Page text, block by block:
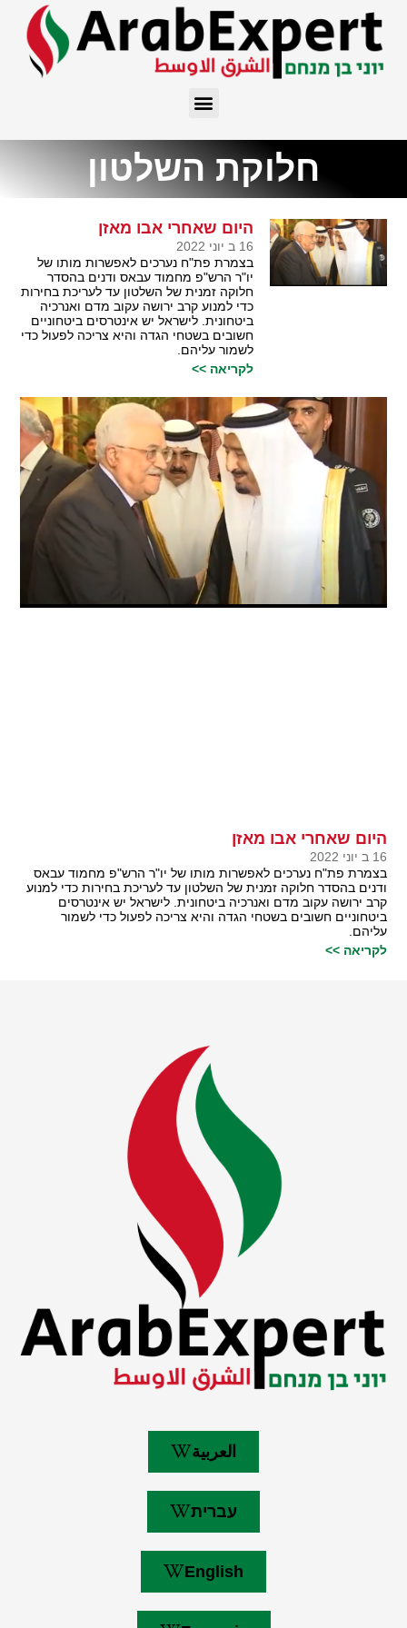
חלוקת השלטון
היום שאחרי אבו מאזן
16 ב יוני 2022
בצמרת פת"ח נערכים לאפשרות מותו של
יו"ר הרש"פ מחמוד עבאס ודנים בהסדר
חלוקה זמנית של השלטון עד לעריכת בחירות
כדי למנוע קרב ירושה עקוב מדם ואנרכיה
ביטחונית. לישראל יש אינטרסים ביטחוניים
חשובים בשטחי הגדה והיא צריכה לפעול כדי
לשמור עליהם.
לקריאה >>
היום שאחרי אבו מאזן
16 ב יוני 2022
בצמרת פת"ח נערכים לאפשרות מותו של יו"ר הרש"פ מחמוד עבאס
ודנים בהסדר חלוקה זמנית של השלטון עד לעריכת בחירות כדי למנוע
קרב ירושה עקוב מדם ואנרכיה ביטחונית. לישראל יש אינטרסים
ביטחוניים חשובים בשטחי הגדה והיא צריכה לפעול כדי לשמור
עליהם.
לקריאה >>
العربية
עברית
English